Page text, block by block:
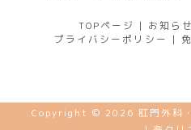
TOPページ | お知らせ
プライバシーポリシー |
Copyright © 2026 肛門外科・